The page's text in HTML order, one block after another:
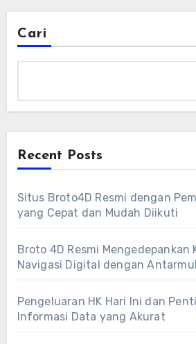
Cari
Recent Posts
Situs Broto4D Resmi dengan
yang Cepat dan Mudah Diikuti
Broto 4D Resmi Mengedepankan
Navigasi Digital dengan
Pengeluaran HK Hari Ini dan
Informasi Data yang Akurat